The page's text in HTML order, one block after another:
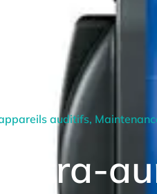
auditifs,
intra-